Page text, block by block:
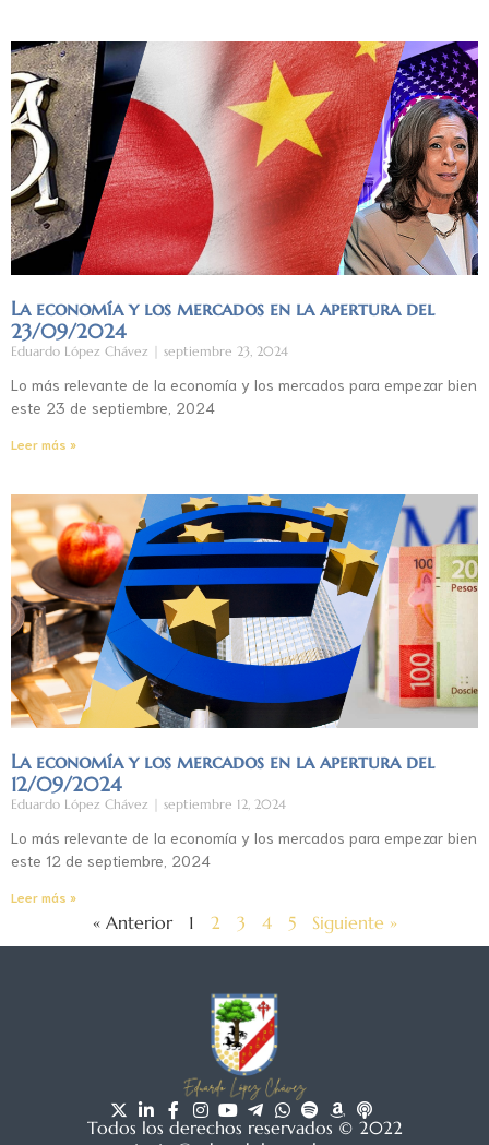
La economía y los mercados en la apertura del
23/09/2024
Eduardo López Chávez septiembre 23, 2024
Lo más relevante de la economía y los mercados para empezar bien
este 23 de septiembre, 2024
Leer más »
La economía y los mercados en la apertura del
12/09/2024
Eduardo López Chávez septiembre 12, 2024
Lo más relevante de la economía y los mercados para empezar bien
este 12 de septiembre, 2024
Leer más »
« Anterior 1 2 3 4 5 Siguiente »
Todos los derechos reservados © 2022